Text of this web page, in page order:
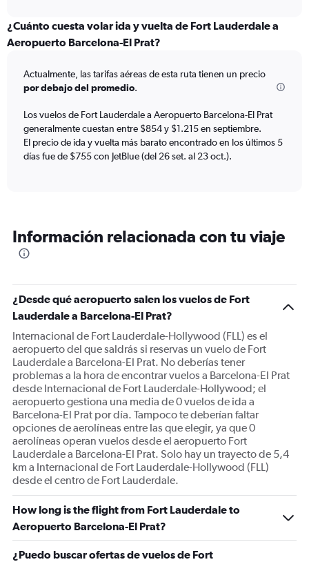
categories.
Range:
12
The
chart
1
Y
axis
displaying
¿Cuánto cuesta volar ida y vuelta de Fort Lauderdale a
Aeropuerto Barcelona-El Prat?
Actualmente, las tarifas aéreas de esta ruta tienen un precio
por debajo del promedio.
Los vuelos de Fort Lauderdale a Aeropuerto Barcelona-El Prat
generalmente cuestan entre $854 y $1.215 en septiembre.
El precio de ida y vuelta más barato encontrado en los últimos 5
días fue de $755 con JetBlue (del 26 set. al 23 oct.).
Información relacionada con tu viaje
¿Desde qué aeropuerto salen los vuelos de Fort
Lauderdale a Barcelona-El Prat?
Internacional de Fort Lauderdale-Hollywood (FLL) es el
aeropuerto del que saldrás si reservas un vuelo de Fort
Lauderdale a Barcelona-El Prat. No deberías tener
problemas a la hora de encontrar vuelos a Barcelona-El Prat
desde Internacional de Fort Lauderdale-Hollywood; el
aeropuerto gestiona una media de 0 vuelos de ida a
Barcelona-El Prat por día. Tampoco te deberían faltar
opciones de aerolíneas entre las que elegir, ya que 0
aerolíneas operan vuelos desde el aeropuerto Fort
Lauderdale a Barcelona-El Prat. Solo hay un trayecto de 5,4
km a Internacional de Fort Lauderdale-Hollywood (FLL)
desde el centro de Fort Lauderdale.
How long is the flight from Fort Lauderdale to
Aeropuerto Barcelona-El Prat?
¿Puedo buscar ofertas de vuelos de Fort